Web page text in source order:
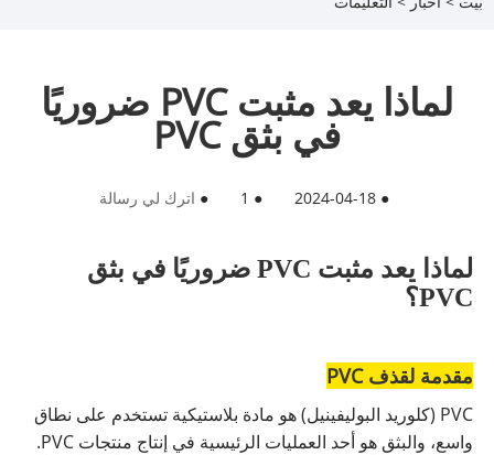
لماذا يعد مثبت PVC ضروريًا
في بثق PVC
●
2024-04-18
●
1
● اترك لي رسالة
لماذا يعد مثبت PVC ضروريًا في بثق
PVC؟
مقدمة لقذف PVC
PVC (كلوريد البوليفينيل) هو مادة بلاستيكية تستخدم على نطاق
واسع، والبثق هو أحد العمليات الرئيسية في إنتاج منتجات PVC.